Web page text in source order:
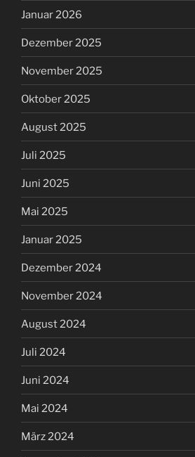
Januar 2026
Dezember 2025
November 2025
Oktober 2025
August 2025
Juli 2025
Juni 2025
Mai 2025
Januar 2025
Dezember 2024
November 2024
August 2024
Juli 2024
Juni 2024
Mai 2024
März 2024